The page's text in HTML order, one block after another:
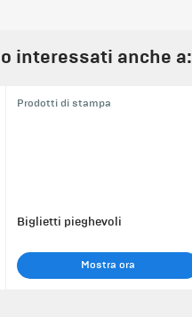
interessati anche a:
Prodotti di stampa
Biglietti pieghevoli
Mostra ora